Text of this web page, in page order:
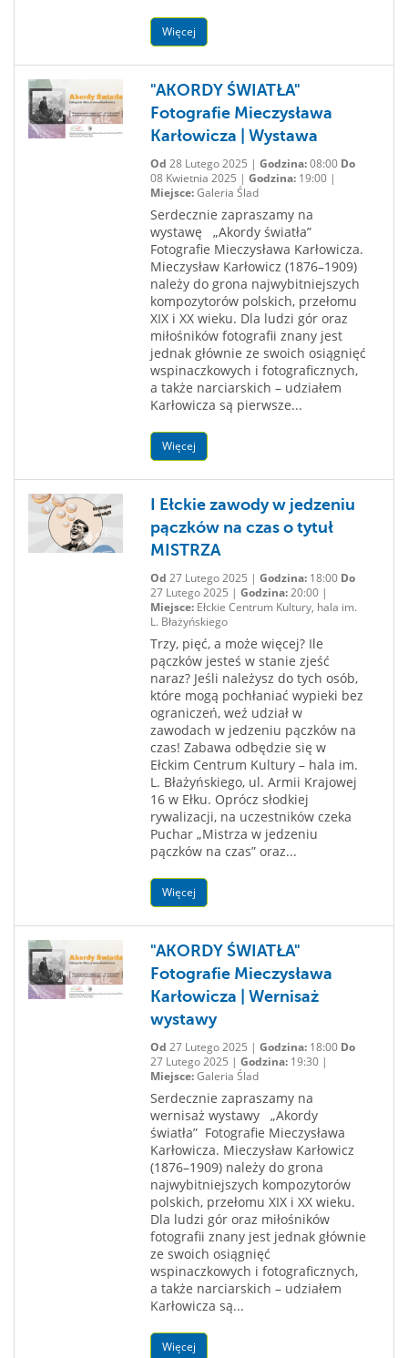
Więcej
"AKORDY ŚWIATŁA"
Fotografie Mieczysława
Karłowicza | Wystawa
Od 28 Lutego 2025 | Godzina:08:00 Do
08 Kwietnia 2025 | Godzina:19:00 |
Miejsce:Galeria Ślad
Serdecznie zapraszamy na
wystawę „Akordy światła”
Fotografie Mieczysława Karłowicza.
Mieczysław Karłowicz (1876–1909)
należy do grona najwybitniejszych
kompozytorów polskich, przełomu
XIX i XX wieku. Dla ludzi gór oraz
miłośników fotografii znany jest
jednak głównie ze swoich osiągnięć
wspinaczkowych i fotograficznych,
a także narciarskich – udziałem
Karłowicza są pierwsze...
Więcej
I Ełckie zawody w jedzeniu
pączków na czas o tytuł
MISTRZA
Od 27 Lutego 2025 | Godzina:18:00 Do
27 Lutego 2025 | Godzina:20:00 |
Miejsce:Ełckie Centrum Kultury, hala im.
L. Błażyńskiego
Trzy, pięć, a może więcej? Ile
pączków jesteś w stanie zjeść
naraz? Jeśli należysz do tych osób,
które mogą pochłaniać wypieki bez
ograniczeń, weź udział w
zawodach w jedzeniu pączków na
czas! Zabawa odbędzie się w
Ełckim Centrum Kultury – hala im.
L. Błażyńskiego, ul. Armii Krajowej
16 w Ełku. Oprócz słodkiej
rywalizacji, na uczestników czeka
Puchar „Mistrza w jedzeniu
pączków na czas” oraz...
Więcej
"AKORDY ŚWIATŁA"
Fotografie Mieczysława
Karłowicza | Wernisaż
wystawy
Od 27 Lutego 2025 | Godzina:18:00 Do
27 Lutego 2025 | Godzina:19:30 |
Miejsce:Galeria Ślad
Serdecznie zapraszamy na
wernisaż wystawy „Akordy
światła” Fotografie Mieczysława
Karłowicza. Mieczysław Karłowicz
(1876–1909) należy do grona
najwybitniejszych kompozytorów
polskich, przełomu XIX i XX wieku.
Dla ludzi gór oraz miłośników
fotografii znany jest jednak głównie
ze swoich osiągnięć
wspinaczkowych i fotograficznych,
a także narciarskich – udziałem
Karłowicza są...
Więcej